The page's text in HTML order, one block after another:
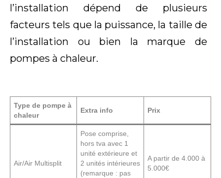
l’installation dépend de plusieurs
facteurs tels que la puissance, la taille de
l’installation ou bien la marque de
pompes à chaleur.
Type de pompe à
chaleur
Extra info Prix
Air/Air Multisplit
Pose comprise,
hors tva avec 1
unité extérieure et
2 unités intérieures
(remarque : pas
A partir de 4.000 à
5.000€